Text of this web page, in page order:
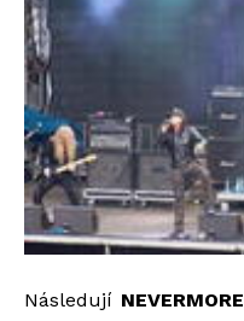
Následují NEVERMORE